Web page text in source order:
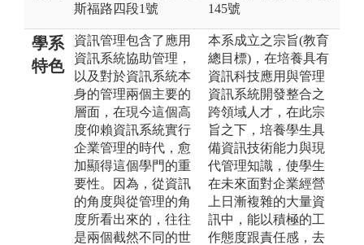
斯福路四段1號
145號
學系
特色
資訊管理包含了應用
資訊系統協助管理，
以及對於資訊系統本
身的管理兩個主要的
層面，在現今這個高
度仰賴資訊系統實行
企業管理的時代，愈
加顯得這個學門的重
要性。因為，從資訊
的角度與從管理的角
度所看出來的，往往
是兩個截然不同的世
本系成立之宗旨(教育
總目標)，在培養具有
資訊科技應用與管理
資訊系統開發整合之
跨領域人才，在此宗
旨之下，培養學生具
備資訊技術能力與現
代管理知識，使學生
在未來面對企業經營
上日漸複雜的大量資
訊中，能以積極的工
作態度跟責任感，去